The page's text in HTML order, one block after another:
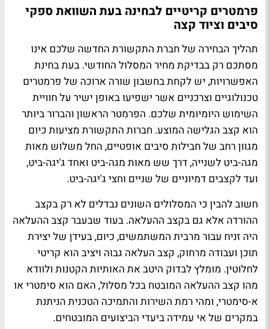
פרמטרים קריטיים לבחינה בעת השוואת ספקי
סיבים וציוד קצה
תהליך הבחירה של חברת התקשורת החדשה שלכם אינו
מסתכם רק בבדיקת מחיר המסלול החודשי. בעת בחינת
האפשרויות, יש לקחת בחשבון שורה ארוכה של פרמטרים
טכנולוגיים וצרכניים אשר ישפיעו באופן ישיר על חוויית
השימוש היומיומית שלכם. הפרמטר הראשון והברור ביותר
הוא קצב הגלישה המוצע. חברות התקשורת מציעות כיום
מגוון רחב של חבילות סיבים אופטיים, החל משלוש מאות
מגה-ביט לשנייה, דרך שש מאות מגה-ביט ואחד ג'יגה-ביט,
ועד לקצבים דמיוניים של שניים וחצי ג'יגה-ביט.
חשוב להבין כי המסלולים השונים נבדלים לא רק בקצב
ההורדה אלא גם בקצב ההעלאה. בעוד שבעבר קצב ההעלאה
היה זניח עבור מרבית המשתמשים, כיום, בעידן של יצירת
תוכן ועבודה מרחוק, קצב העלאה גבוה ויציב הוא קריטי
לחלוטין. מומלץ לבדוק היטב את האותיות הקטנות ולוודא
מהו קצב ההעלאה המובטח בכל מסלול, האם הוא סימטרי או
א-סימטרי, ומהי רמת השירות והתמיכה הטכנית הניתנת
במקרים של אי עמידה ביעדי הביצועים המובטחים.